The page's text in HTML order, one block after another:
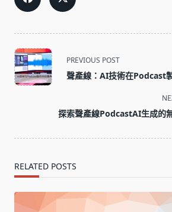
<span
class="nav-
subtitle
PREVIOUS POST
聲產線：AI技術在Podcast
探索聲產線PodcastAI生成的
RELATED POSTS